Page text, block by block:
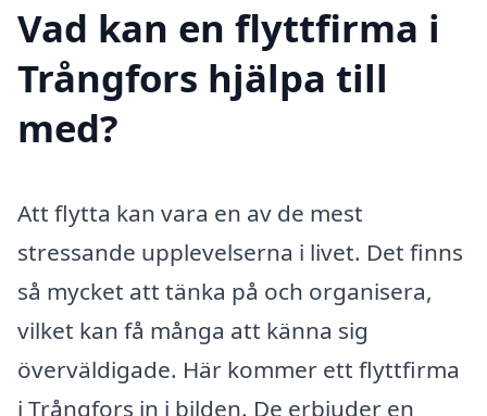
Vad kan en flyttfirma i
Trångfors hjälpa till
med?
Att flytta kan vara en av de mest
stressande upplevelserna i livet. Det finns
så mycket att tänka på och organisera,
vilket kan få många att känna sig
överväldigade. Här kommer ett flyttfirma
i Trångfors in i bilden. De erbjuder en